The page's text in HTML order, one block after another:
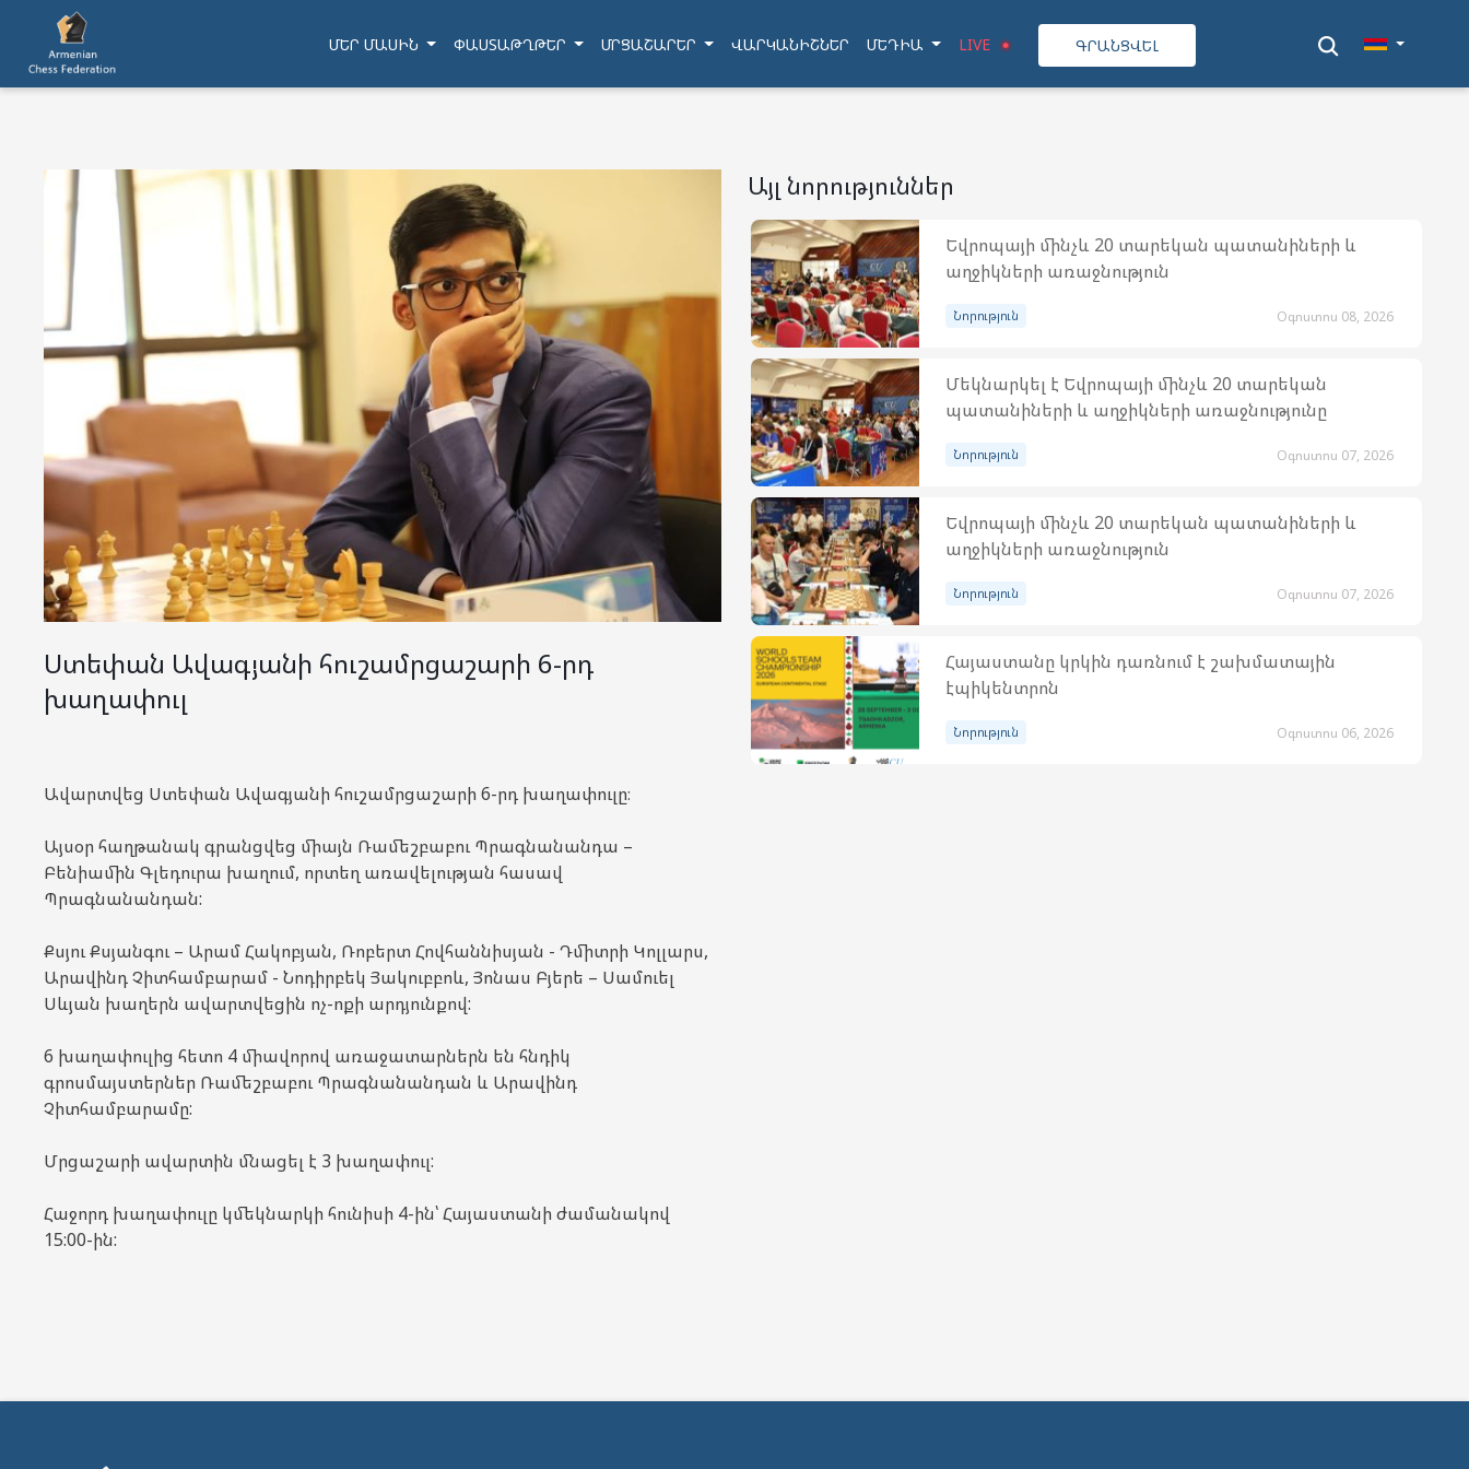
ՄԵՐ ՄԱՍԻՆ ՓԱՍՏԱԹՂԹԵՐ ՄՐՑԱՇԱՐԵՐ ՎԱՐԿԱՆԻՇՆԵՐ ՄԵԴԻԱ LIVE ԳՐԱՆՑՎԵԼ
Ստեփան Ավագյանի հուշամրցաշարի 6-րդ
խաղափուլ
Ավարտվեց Ստեփան Ավագյանի հուշամրցաշարի 6-րդ խաղափուլը։
Այսօր հաղթանակ գրանցվեց միայն Ռամեշբաբու Պրագնանանդա –
Բենիամին Գլեդուրա խաղում, որտեղ առավելության հասավ
Պրագնանանդան:
Քսյու Քսյանգու – Արամ Հակոբյան, Ռոբերտ Հովհաննիսյան - Դմիտրի Կոլլարս,
Արավինդ Չիտհամբարամ - Նոդիրբեկ Յակուբբոև, Յոնաս Բյերե – Սամուել
Սևյան խաղերն ավարտվեցին ոչ-ոքի արդյունքով:
6 խաղափուլից հետո 4 միավորով առաջատարներն են հնդիկ
գրոսմայստերներ Ռամեշբաբու Պրագնանանդան և Արավինդ
Չիտհամբարամը:
Մրցաշարի ավարտին մնացել է 3 խաղափուլ:
Հաջորդ խաղափուլը կմեկնարկի հունիսի 4-ին՝ Հայաստանի ժամանակով
15:00-ին:
Այլ նորություններ
Եվրոպայի մինչև 20 տարեկան պատանիների և
աղջիկների առաջնություն
Նորություն Օգոստոս 08, 2026
Մեկնարկել է Եվրոպայի մինչև 20 տարեկան
պատանիների և աղջիկների առաջնությունը
Նորություն Օգոստոս 07, 2026
Եվրոպայի մինչև 20 տարեկան պատանիների և
աղջիկների առաջնություն
Նորություն Օգոստոս 07, 2026
Հայաստանը կրկին դառնում է շախմատային
էպիկենտրոն
Նորություն Օգոստոս 06, 2026